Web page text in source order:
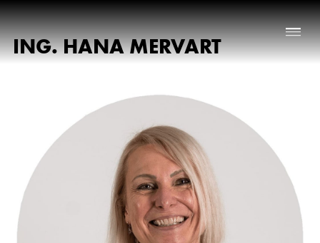
Nabídka nemovitostí
Reference
ING. HANA MERVART